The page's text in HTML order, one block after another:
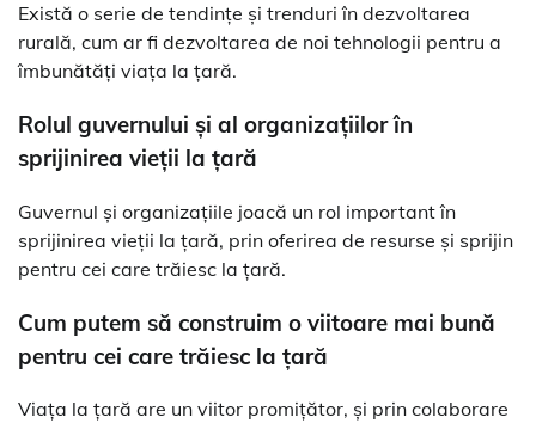
Există o serie de tendințe și trenduri în dezvoltarea
rurală, cum ar fi dezvoltarea de noi tehnologii pentru a
îmbunătăți viața la țară.
Rolul guvernului și al organizațiilor în
sprijinirea vieții la țară
Guvernul și organizațiile joacă un rol important în
sprijinirea vieții la țară, prin oferirea de resurse și sprijin
pentru cei care trăiesc la țară.
Cum putem să construim o viitoare mai bună
pentru cei care trăiesc la țară
Viața la țară are un viitor promițător, și prin colaborare